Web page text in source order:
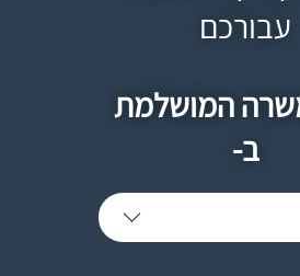
עבורכם
המושלמת
ב-